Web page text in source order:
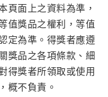
頁面上之資料為準，
值獎品之權利，等值
定為準。得獎者應遵
獎品之各項條款、細
得獎者所領取或使用
概不負責。